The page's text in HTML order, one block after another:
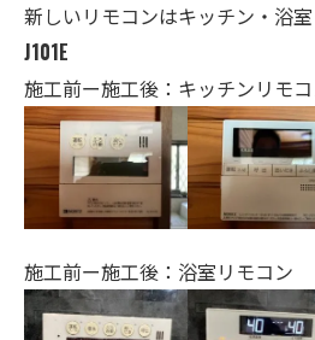
新しいリモコンはキッチン・ 浴室
J101E
施工前ー施工後：キッチンリモ
施工前ー施工後：浴室リモコン